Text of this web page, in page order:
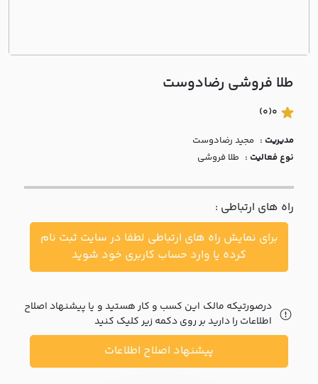
درباره
با ما
مقالات
اخبار
پرسش
متداول
خواست
طلا فروشی رضادوست
0
(0)
مدیریت : مجيد رضادوست
نوع فعالیت : طلا فروشی
راه های ارتباطی :
برای نمایش راه های ارتباطی لطفا در سایت ثبت نام
کرده یا وارد حساب کاربری خود شوید
درصورتیکه مالک این کسب و کار هستید و یا پیشنهاد اصلاح
اطلاعات را دارید بر روی دکمه زیر کلیک کنید
پیشنهاد اصلاح اطلاعات